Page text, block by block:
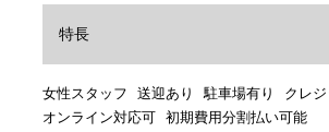
特長
女性スタッフ 送迎あり 駐車場有り
クレ
オンライン対応可
初期費用分割払い可能